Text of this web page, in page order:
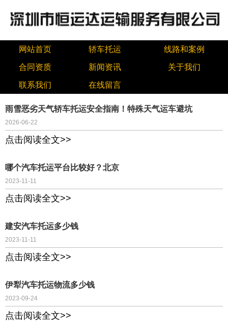
网站首页 轿车托运 线路和案例
合同资质 新闻资讯 关于我们
联系我们 在线留言
雨雪恶劣天气轿车托运安全指南！特殊天气运车避坑
2026-06-22
点击阅读全文>>
哪个汽车托运平台比较好？北京
2023-11-11
点击阅读全文>>
建安汽车托运多少钱
2023-11-11
点击阅读全文>>
伊犁汽车托运物流多少钱
2023-09-24
点击阅读全文>>